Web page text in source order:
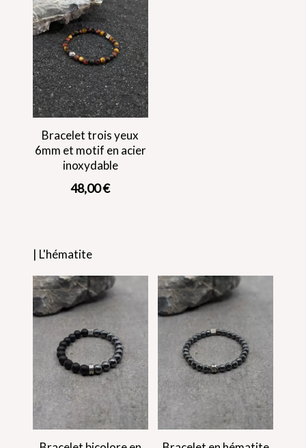
Bracelet trois yeux
6mm et motif en acier
inoxydable
48,00€
| L'hématite